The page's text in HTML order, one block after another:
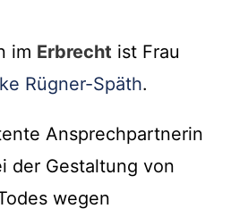
im Erbrecht ist Frau
Rügner-Späth.
Ansprechpartnerin
der Gestaltung von
wegen